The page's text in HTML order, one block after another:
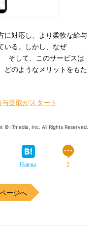
対応し、より柔軟な給与
いる。しかし、なぜ
そして、このサービスは
どのようなメリットをもた
受取がスタート
© ITmedia, Inc. All Rights Reserved.
Hatena 2
ージへ